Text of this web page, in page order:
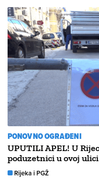
PONOVNO OGRAĐENI
UPUTILI APEL! U
poduzetnici u ovoj
Rijeka i PGŽ